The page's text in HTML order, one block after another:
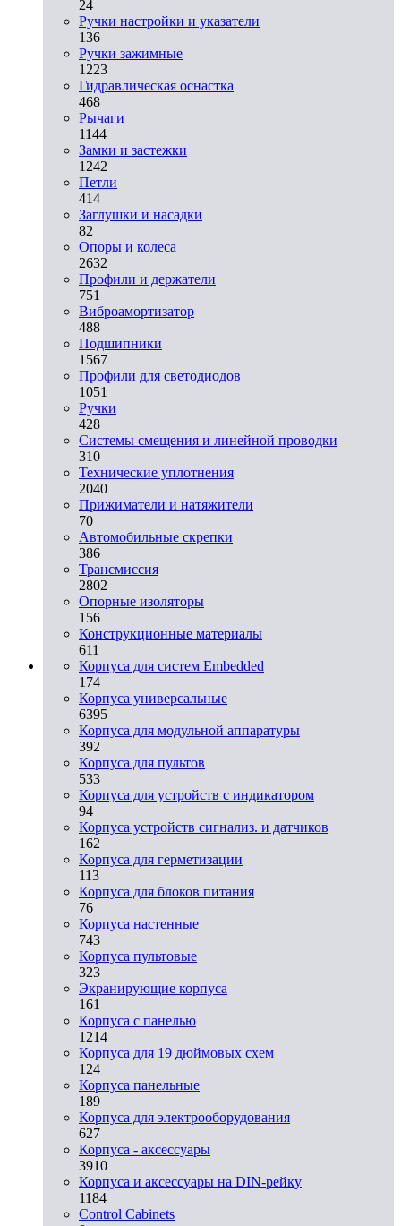
24
Ручки настройки и указатели
136
Ручки зажимные
1223
Гидравлическая оснастка
468
Рычаги
1144
Замки и застежки
1242
Петли
414
Заглушки и насадки
82
Опоры и колеса
2632
Профили и держатели
751
Виброамортизатор
488
Подшипники
1567
Профили для светодиодов
1051
Ручки
428
Системы смещения и линейной проводки
310
Технические уплотнения
2040
Прижиматели и натяжители
70
Автомобильные скрепки
386
Трансмиссия
2802
Опорные изоляторы
156
Конструкционные материалы
611
Корпуса для систем Embedded
174
Корпуса универсальные
6395
Корпуса для модульной аппаратуры
392
Корпуса для пультов
533
Корпуса для устройств с индикатором
94
Корпуса устройств сигнализ. и датчиков
162
Корпуса для герметизации
113
Корпуса для блоков питания
76
Корпуса настенные
743
Корпуса пультовые
323
Экранирующие корпуса
161
Корпуса с панелью
1214
Корпуса для 19 дюймовых схем
124
Корпуса панельные
189
Корпуса для электрооборудования
627
Корпуса - аксессуары
3910
Корпуса и аксессуары на DIN-рейку
1184
Control Cabinets